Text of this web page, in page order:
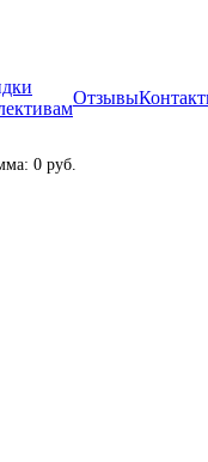
Отзывы
0 руб.